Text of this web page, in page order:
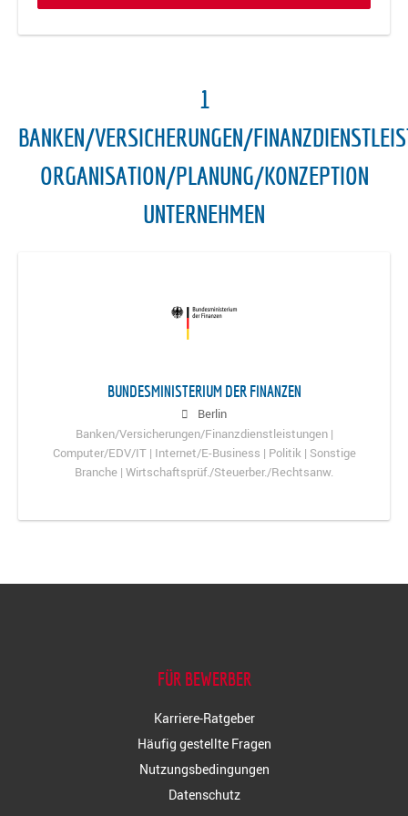
1
BANKEN/VERSICHERUNGEN/
ORGANISATION/PLANUNG/KONZEPTION
UNTERNEHMEN
BUNDESMINISTERIUM DER FINANZEN
Berlin
Banken/Versicherungen/Finanzdienstleistungen |
Computer/EDV/IT | Internet/E-Business | Politik | Sonstige
Branche | Wirtschaftsprüf./Steuerber./Rechtsanw.
FÜR BEWERBER
Karriere-Ratgeber
Häufig gestellte Fragen
Nutzungsbedingungen
Datenschutz